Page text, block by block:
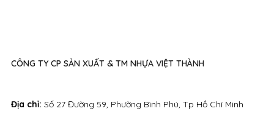
Địa chỉ: Số 27 Đường 59, Phường Bình Phú, Tp Hồ Chí Minh
CÔNG TY CP SẢN XUẤT & TM NHỰA VIỆT THÀNH